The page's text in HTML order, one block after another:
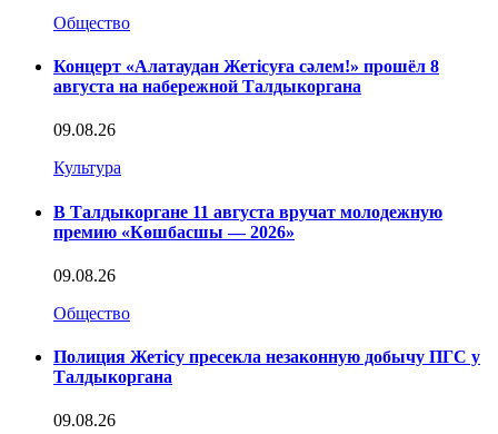
Общество
Концерт «Алатаудан Жетісуға сәлем!» прошёл 8
августа на набережной Талдыкоргана
09.08.26
Культура
В Талдыкоргане 11 августа вручат молодежную
премию «Көшбасшы — 2026»
09.08.26
Общество
Полиция Жетісу пресекла незаконную добычу ПГС у
Талдыкоргана
09.08.26